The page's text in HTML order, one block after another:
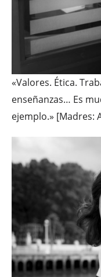
«Valores. Ética.
enseñanzas… Es
ejemplo.» [Madres: